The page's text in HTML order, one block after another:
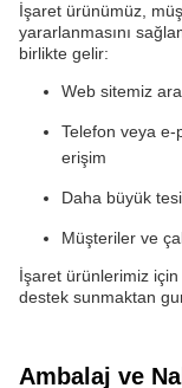
İşaret ürünümüz,
yararlanmasını
birlikte gelir:
Web sitemiz
Telefon veya
erişim
Daha büyük
Müşteriler ve
İşaret ürünlerimiz
destek sunmaktan
Ambalaj ve